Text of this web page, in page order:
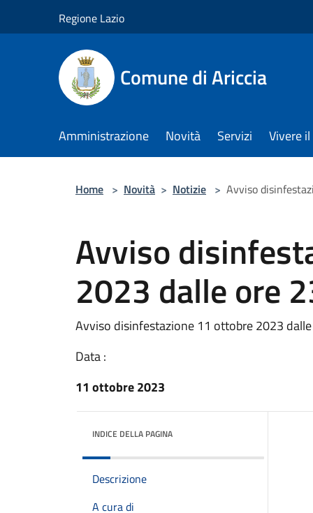
Regione Lazio
Comune di Ariccia
Amministrazione Novità Servizi Vivere
Home > Novità > Notizie > Avviso
Avviso
2023 dalle ore
Avviso disinfestazione 11 ottobre 2023
Data :
11 ottobre 2023
INDICE DELLA PAGINA
Descrizione
A cura di